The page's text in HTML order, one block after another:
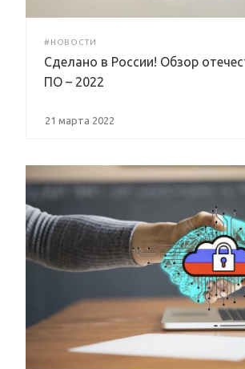
#НОВОСТИ
Сделано в России! Обзор
ПО – 2022
21 марта 2022